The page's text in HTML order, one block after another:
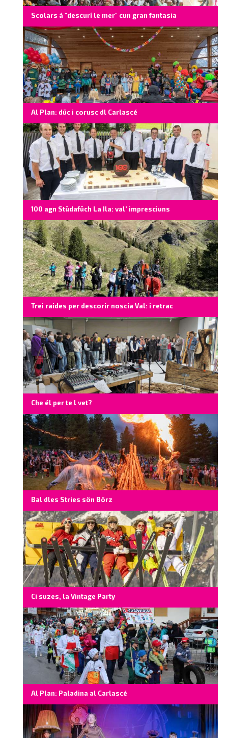
Scolars á "descurí le mer" cun gran fantasia
Al Plan: düc i corusc dl Carlascé
100 agn Stüdafüch La Ila: val’ impresciuns
Trei raides per descorir noscia Val: i retrac
Che él per te l vet?
Bal dles Stries sön Börz
Ci suzes, la Vintage Party
Al Plan: Paladina al Carlascé